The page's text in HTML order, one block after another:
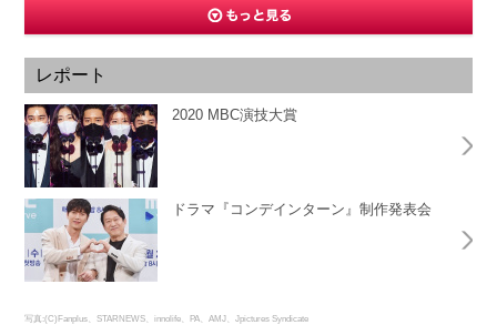
レポート
2020 MBC演技大賞
ドラマ『コンデインターン』制作発表会
写真:(C)Fanplus、STARNEWS、innolife、PA、AMJ、Jpictures Syndicate